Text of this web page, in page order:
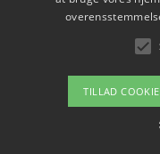
Om /
TILLAD